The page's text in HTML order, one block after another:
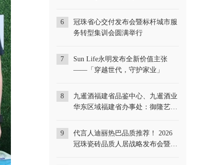
6
冠珠省心交付发布会暨标杆城市服
务转型集训会圆满举行
7
Sun Life永明发布全新价值主张
——「穿越世代，守护家业」
8
九暹酒福建省品鉴中心、九暹酒业
华东区域福建省办事处：御隆艺术
9
代言人迪丽热巴品质推荐！ 2026
冠珠瓷砖品质人居战略发布会暨总